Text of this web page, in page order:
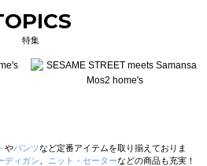
特集
やパンツなど定番アイテムを取り揃えておりま
ディガン ニット・セーターなどの商品も充実！